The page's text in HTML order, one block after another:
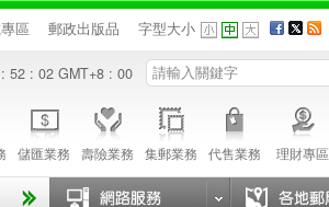
區 郵政出版品 字型大小
52 : 02 GMT+8 : 00
儲匯業務 壽險業務 集郵業務 代售業務 理財專區